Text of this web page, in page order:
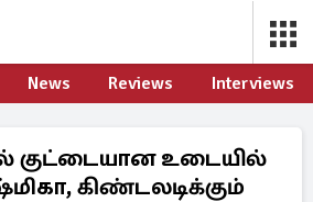
News Reviews Interviews
குட்டையான உடையில்
கிண்டலடிக்கும்